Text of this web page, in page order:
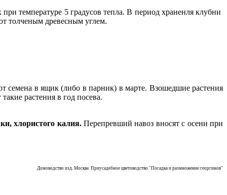
температуре 5 градусов тепла. В период храненля клубни
толченым древесным углем.
семена в ящик (либо в парник) в марте. Взошедшие растения
растения в год посева.
хлористого калия.Перепревший навоз вносят с осени при
Домоводство изд. Москва Приусадебное цветоводство "Посадка и размножение георгинов"